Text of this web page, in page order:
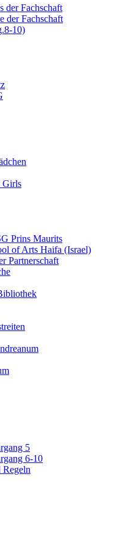
der Fachschaft
der Fachschaft
10)
Girls
Prins Maurits
of Arts Haifa (Israel)
Partnerschaft
5
6-10
Regeln